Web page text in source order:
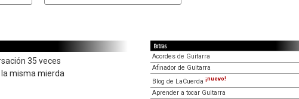
35 veces
misma mierda
Extras
Acordes de Guitarra
Afinador de Guitarra
Blog de LaCuerda ¡nuevo!
Aprender a tocar Guitarra